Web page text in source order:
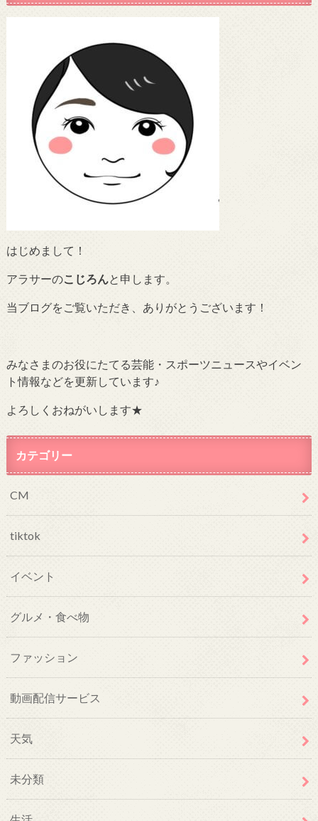
はじめまして！
アラサーのこじろんと申します。
当ブログをご覧いただき、ありがとうございます！
みなさまのお役にたてる芸能・スポーツニュースやイベン
ト情報などを更新しています♪
よろしくおねがいします★
カテゴリー
CM
tiktok
イベント
グルメ・食べ物
ファッション
動画配信サービス
天気
未分類